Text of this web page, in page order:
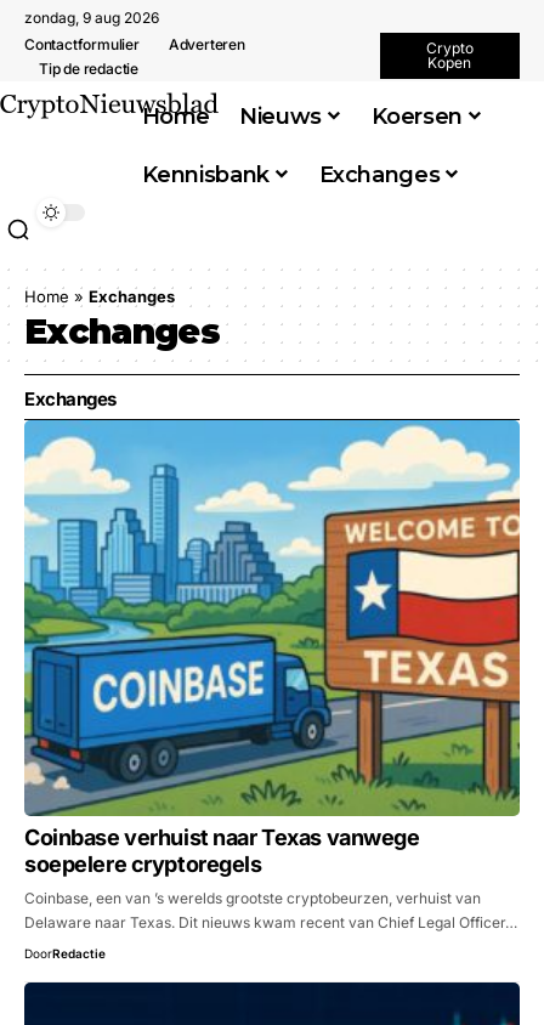
zondag, 9 aug 2026
Contactformulier
Adverteren
Tip de redactie
Crypto
Kopen
Home Nieuws Koersen
Kennisbank Exchanges
Home » Exchanges
Exchanges
Exchanges
Coinbase verhuist naar Texas vanwege
soepelere cryptoregels
Coinbase, een van ’s werelds grootste cryptobeurzen, verhuist van
Delaware naar Texas. Dit nieuws kwam recent van Chief Legal Officer…
DoorRedactie